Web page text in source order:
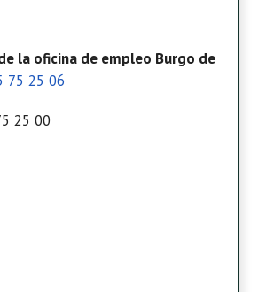
la oficina de empleo Burgo de
75 25 06
25 00